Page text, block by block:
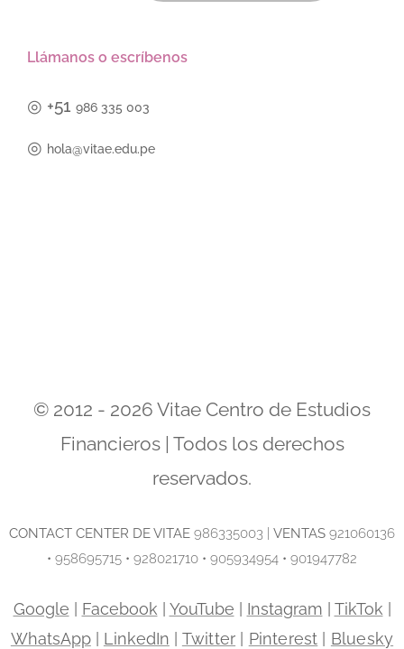
Llámanos o escríbenos
◎ +51 986 335 003
◎ hola@vitae.edu.pe
© 2012 - 2026 Vitae Centro de Estudios
Financieros | Todos los derechos
reservados.
CONTACT CENTER DE VITAE 986335003 | VENTAS 921060136
• 958695715 • 928021710 • 905934954 • 901947782
Google Facebook YouTube Instagram TikTok
WhatsApp| LinkedIn Twitter Pinterest
Bluesky